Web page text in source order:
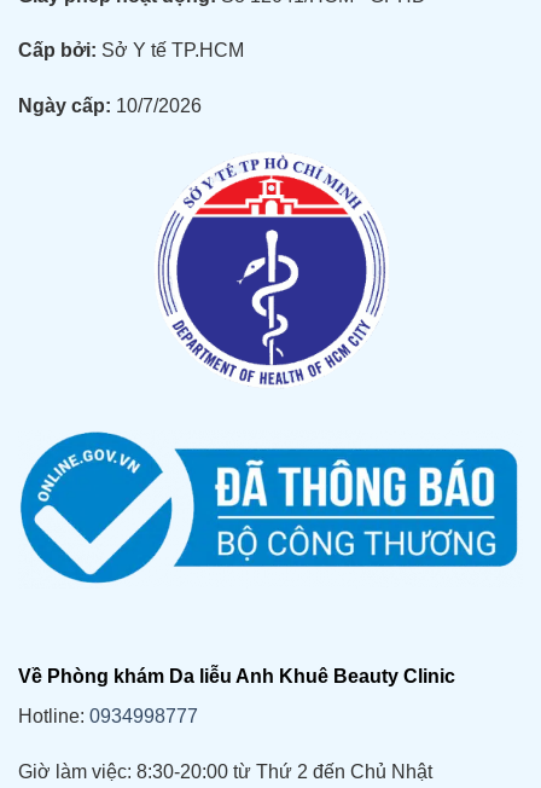
Cấp bởi: Sở Y tế TP.HCM
Ngày cấp: 10/7/2026
Về Phòng khám Da liễu Anh Khuê Beauty Clinic
Hotline: 0934998777
Giờ làm việc: 8:30-20:00 từ Thứ 2 đến Chủ Nhật